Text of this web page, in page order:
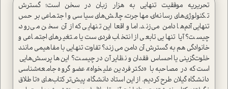
تحریریه موفقیت تنهایی به هزار زبان در سخن ا‌ست؛ گسترش
تکنولوژی‌های رسانه‌ای، مهاجرت، چالش‌های سیاسی و اجتماعی بر حس
تنهایی آدم‌ها دامن می‌زند. اما واقعا این تنهایی که از آن سخن می‌رود،
چیست؟ آیا تنهایی تابعی از انتخاب فردی‌ست یا متغیرهای اجتماعی و
خانوادگی هم به گسترش آن دامن می‌زند؟ تفاوت تنهایی با مفاهیمی مانند
خلوت‌گزینی یا احساس فقدان و نظایر آن در چیست؟ این‌ها پرسش‌هایی‌
ا‌ست که در مصاحبه با «دکتر فردین علیخواه»، عضو گروه جامعه‌شناسی
دانشگاه گیلان طرح کردیم. از این ا‌ستاد دانشگاه، پیش‌تر کتاب‌های «تا طلاق